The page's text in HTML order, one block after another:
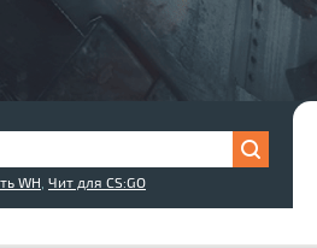
WH Чит для CS:GO